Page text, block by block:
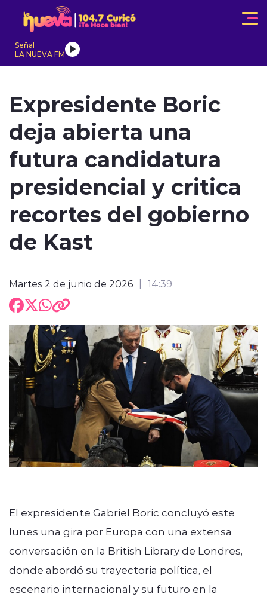
Click acá para ir directamente al contenido
Señal
LA NUEVA FM
ACTUALIDAD INTERNACIONAL
modo claro
Expresidente Boric
deja abierta una
futura candidatura
presidencial y critica
recortes del gobierno
de Kast
Martes 2 de junio de 2026 14:39
El expresidente Gabriel Boric concluyó este
lunes una gira por Europa con una extensa
conversación en la British Library de Londres,
donde abordó su trayectoria política, el
escenario internacional y su futuro en la